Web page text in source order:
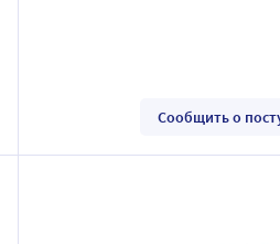
Сообщить о